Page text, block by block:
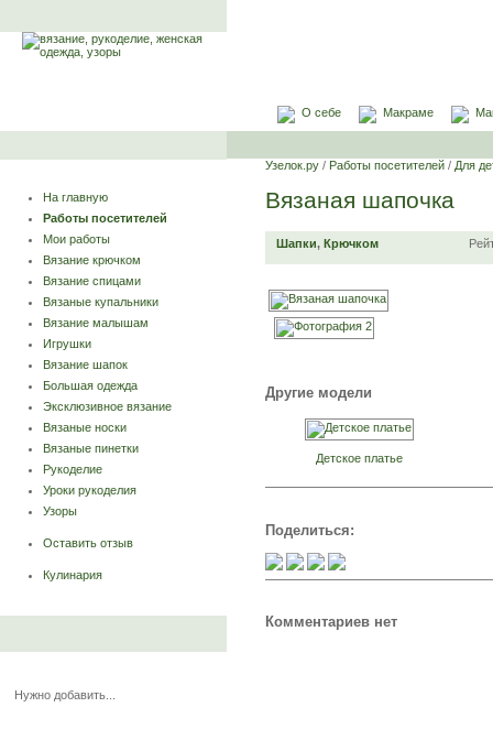
О себе Макраме
На главную
Работы посетителей
Мои работы
Вязание крючком
Вязание спицами
Вязаные купальники
Вязание малышам
Игрушки
Вязание шапок
Большая одежда
Эксклюзивное вязание
Вязаные носки
Вязаные пинетки
Рукоделие
Уроки рукоделия
Узоры
Оставить отзыв
Кулинария
Нужно добавить...
Узелок.ру / Работы посетителей / Для
Вязаная шапочка
Шапки, Крючком
Другие модели
Детское платье
Поделиться:
Комментариев нет